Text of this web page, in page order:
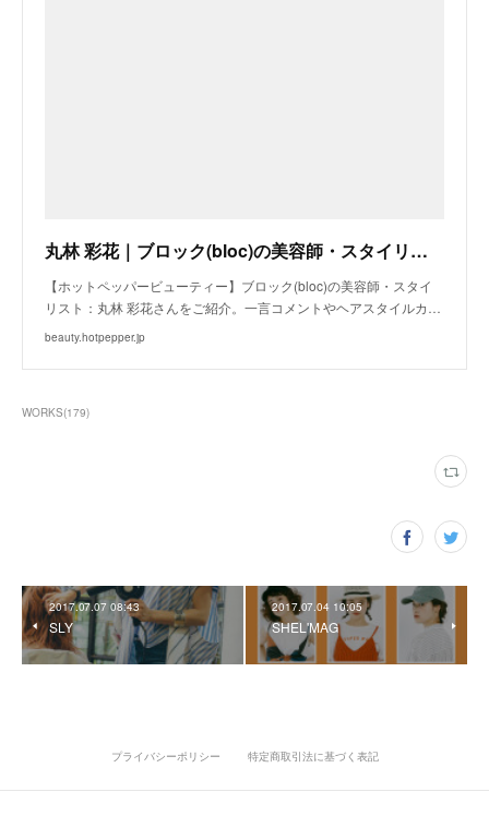
丸林 彩花｜ブロック(bloc)の美容師・スタイリスト｜ホットペッパービューティー
【ホットペッパービューティー】ブロック(bloc)の美容師・スタイ
リスト：丸林 彩花さんをご紹介。一言コメントやヘアスタイルカ…
beauty.hotpepper.jp
WORKS(179)
2017.07.07 08:43
SLY
2017.07.04 10:05
SHEL'MAG
プライバシーポリシー 特定商取引法に基づく表記